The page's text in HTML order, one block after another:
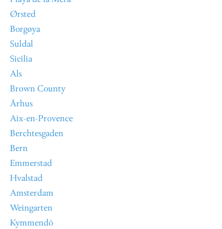
Ørsted
Borgøya
Suldal
Sicilia
Als
Brown County
Århus
Aix-en-Provence
Berchtesgaden
Bern
Emmerstad
Hvalstad
Amsterdam
Weingarten
Kymmendö